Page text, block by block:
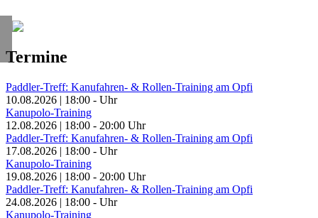
Termine
Paddler-Treff: Kanufahren- & Rollen-Training am Opfi
10.08.2026 | 18:00 - Uhr
Kanupolo-Training
12.08.2026 | 18:00 - 20:00 Uhr
Paddler-Treff: Kanufahren- & Rollen-Training am Opfi
17.08.2026 | 18:00 - Uhr
Kanupolo-Training
19.08.2026 | 18:00 - 20:00 Uhr
Paddler-Treff: Kanufahren- & Rollen-Training am Opfi
24.08.2026 | 18:00 - Uhr
Kanupolo-Training